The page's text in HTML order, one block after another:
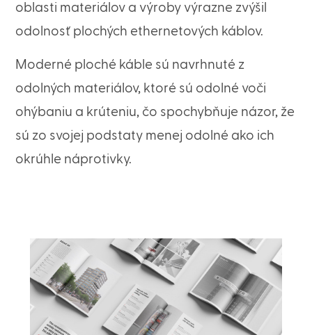
oblasti materiálov a výroby výrazne zvýšil
odolnosť plochých ethernetových káblov.
Moderné ploché káble sú navrhnuté z
odolných materiálov, ktoré sú odolné voči
ohýbaniu a krúteniu, čo spochybňuje názor, že
sú zo svojej podstaty menej odolné ako ich
okrúhle náprotivky.